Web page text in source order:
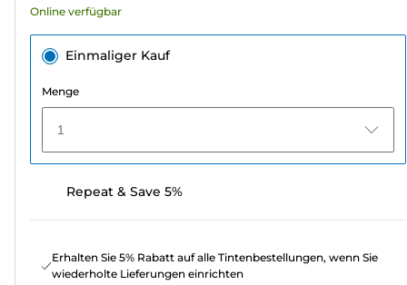
Online verfügbar
Einmaliger Kauf
Menge
1
Repeat & Save 5%
Erhalten Sie 5% Rabatt auf alle Tintenbestellungen, wenn Sie
wiederholte Lieferungen einrichten